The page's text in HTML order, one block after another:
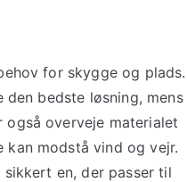
for skygge og plads.
bedste løsning, mens
overveje materialet
kan modstå vind og vejr.
en, der passer til